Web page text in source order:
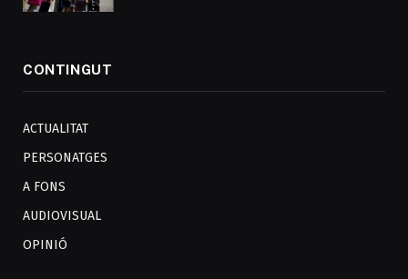
CONTINGUT
ACTUALITAT
PERSONATGES
A FONS
AUDIOVISUAL
OPINIÓ